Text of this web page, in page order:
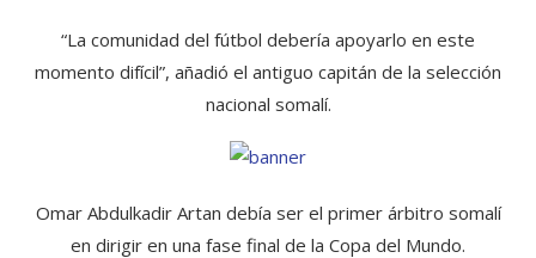
“La comunidad del fútbol debería apoyarlo en este
momento difícil”, añadió el antiguo capitán de la selección
nacional somalí.
Omar Abdulkadir Artan debía ser el primer árbitro somalí
en dirigir en una fase final de la Copa del Mundo.